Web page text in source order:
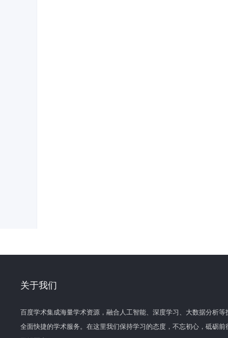
关于我们
百度学术集成海量学术资源，融合人工智能、深度学习、大数据分析
全面快捷的学术服务。在这里我们保持学习的态度，不忘初心，砥砺前